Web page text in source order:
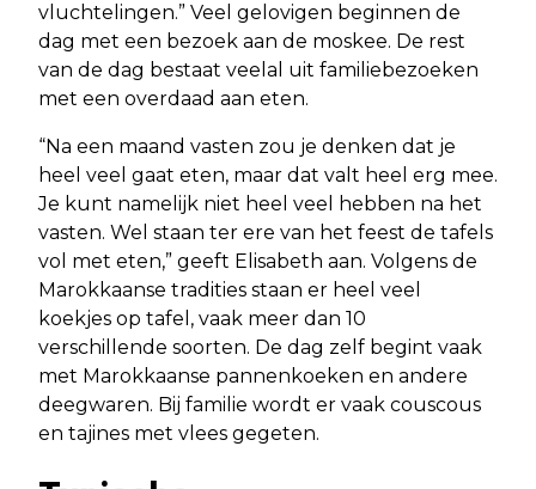
vluchtelingen.” Veel gelovigen beginnen de
dag met een bezoek aan de moskee. De rest
van de dag bestaat veelal uit familiebezoeken
met een overdaad aan eten.
“Na een maand vasten zou je denken dat je
heel veel gaat eten, maar dat valt heel erg mee.
Je kunt namelijk niet heel veel hebben na het
vasten. Wel staan ter ere van het feest de tafels
vol met eten,” geeft Elisabeth aan. Volgens de
Marokkaanse tradities staan er heel veel
koekjes op tafel, vaak meer dan 10
verschillende soorten. De dag zelf begint vaak
met Marokkaanse pannenkoeken en andere
deegwaren. Bij familie wordt er vaak couscous
en tajines met vlees gegeten.